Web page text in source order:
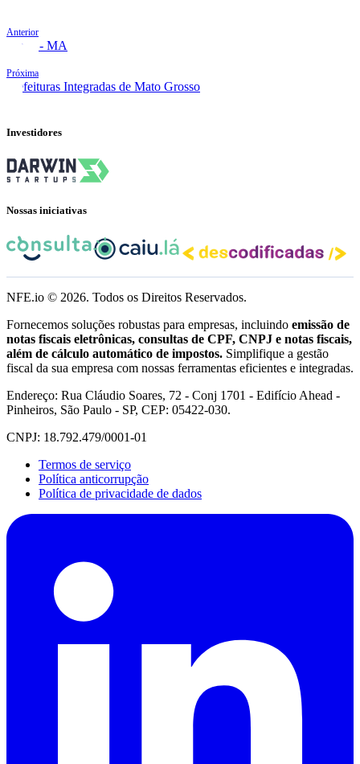
Anterior
Viana - MA
Próxima
Prefeituras Integradas de Mato Grosso
Investidores
Nossas iniciativas
NFE.io © 2026. Todos os Direitos Reservados.
Fornecemos soluções robustas para empresas, incluindo emissão de
notas fiscais eletrônicas, consultas de CPF, CNPJ e notas fiscais,
além de cálculo automático de impostos. Simplifique a gestão
fiscal da sua empresa com nossas ferramentas eficientes e integradas.
Endereço: Rua Cláudio Soares, 72 - Conj 1701 - Edifício Ahead -
Pinheiros, São Paulo - SP, CEP: 05422-030.
CNPJ: 18.792.479/0001-01
Termos de serviço
Política anticorrupção
Política de privacidade de dados